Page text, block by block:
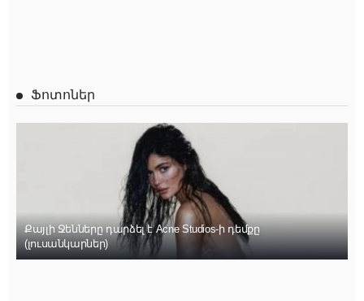
Ֆոտոներ
Քայլի Ջենները դարձել է Acne Studios-ի դեմքը
(լուսանկարներ)